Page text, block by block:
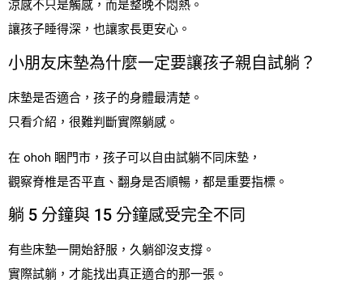
涼感不只是觸感，而是整晚不悶熱。
讓孩子睡得深，也讓家長更安心。
小朋友床墊為什麼一定要讓孩子親自試躺？
床墊是否適合，孩子的身體最清楚。
只看介紹，很難判斷實際躺感。
在 ohoh 睏門市，孩子可以自由試躺不同床墊，
觀察脊椎是否平直、翻身是否順暢，都是重要指標。
躺 5 分鐘與 15 分鐘感受完全不同
有些床墊一開始舒服，久躺卻沒支撐。
實際試躺，才能找出真正適合的那一張。